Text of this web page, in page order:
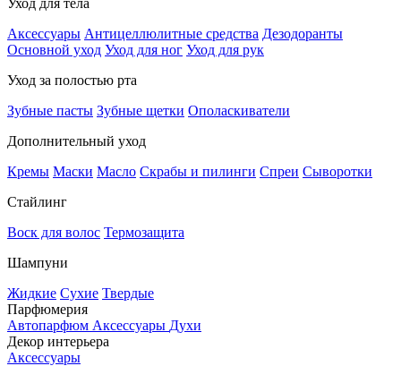
Уход для тела
Аксессуары Антицеллюлитные средства Дезодоранты
Основной уход Уход для ног Уход для рук
Уход за полостью рта
Зубные пасты Зубные щетки Ополаскиватели
Дополнительный уход
Кремы Маски Масло Скрабы и пилинги Спреи Сыворотки
Стайлинг
Воск для волос Термозащита
Шампуни
Жидкие Сухие Твердые
Парфюмерия
Автопарфюм Аксессуары Духи
Декор интерьера
Аксессуары